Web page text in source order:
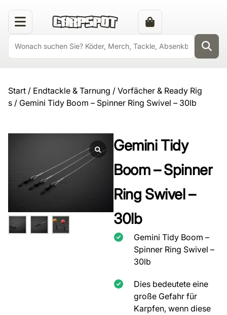
Start / Endtackle & Tarnung / Vorfächer & Ready Rig
s / Gemini Tidy Boom – Spinner Ring Swivel – 30lb
Gemini Tidy
Boom – Spinner
Ring Swivel –
30lb
Gemini Tidy Boom –
Spinner Ring Swivel –
30lb
Dies bedeutete eine
große Gefahr für
Karpfen, wenn diese